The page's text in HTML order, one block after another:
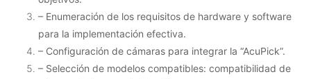
– Enumeración de los requisitos de hardware y software
para la implementación efectiva.
– Configuración de cámaras para integrar la “AcuPick”.
– Selección de modelos compatibles: compatibilidad de